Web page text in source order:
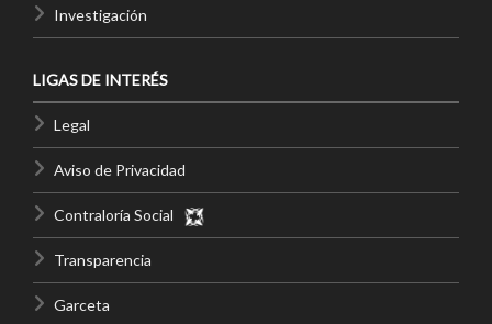
Investigación
LIGAS DE INTERÉS
Legal
Aviso de Privacidad
Contraloría Social
Transparencia
Garceta